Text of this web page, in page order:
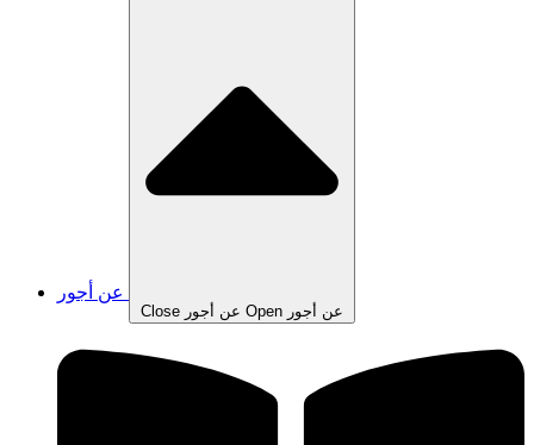
Close عن أجور Open عن أجور